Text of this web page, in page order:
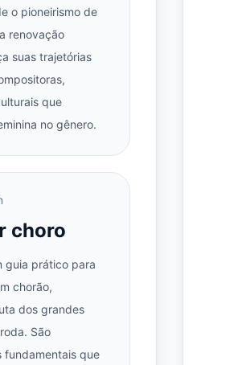
o pioneirismo de
renovação
suas trajetórias
que
no gênero.
choro
guia prático para
chorão,
dos grandes
São
fundamentais que